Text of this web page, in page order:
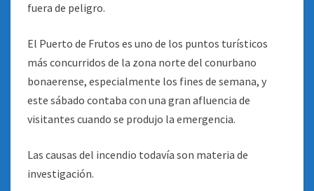
fuera de peligro.
El Puerto de Frutos es uno de los puntos turísticos
más concurridos de la zona norte del conurbano
bonaerense, especialmente los fines de semana, y
este sábado contaba con una gran afluencia de
visitantes cuando se produjo la emergencia.
Las causas del incendio todavía son materia de
investigación.